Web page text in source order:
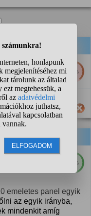
38%
ez a válasz?
89%
emeletes panel egyik
az egyik irányba,
mindenkit amíg